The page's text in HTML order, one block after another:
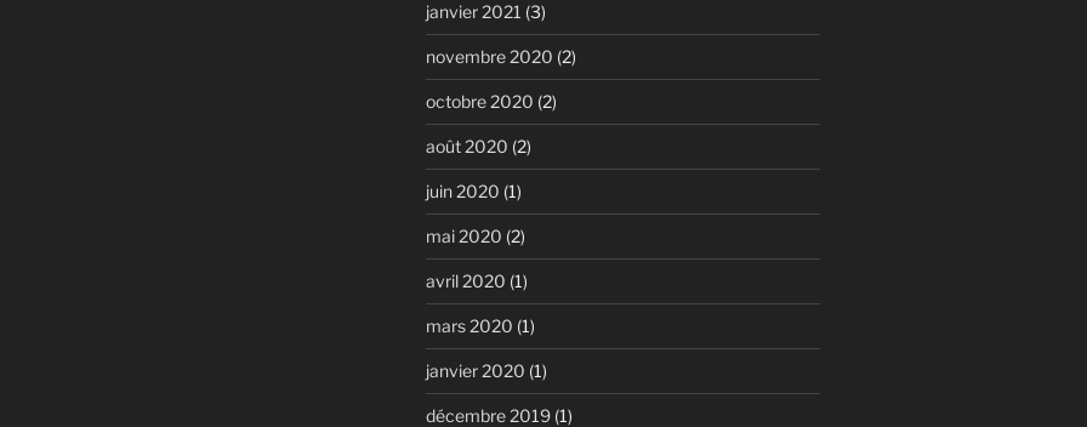
janvier 2021 (3)
novembre 2020 (2)
octobre 2020 (2)
août 2020 (2)
juin 2020 (1)
mai 2020 (2)
avril 2020 (1)
mars 2020 (1)
janvier 2020 (1)
décembre 2019(1)